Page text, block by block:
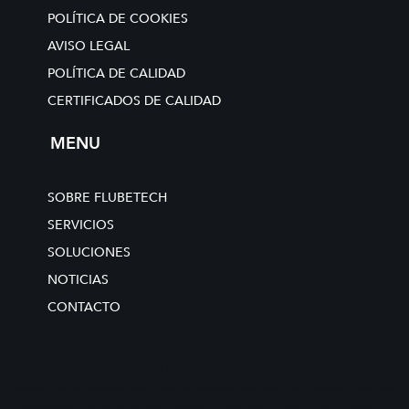
MENU
SOBRE FLUBETECH
SERVICIOS
SOLUCIONES
NOTICIAS
CONTACTO
POLÍTICA DE COOKIES
AVISO LEGAL
POLÍTICA DE CALIDAD
CERTIFICADOS DE CALIDAD
r
t